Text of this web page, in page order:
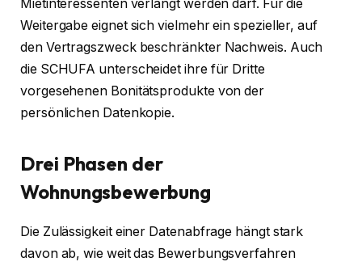
Mietinteressenten verlangt werden darf. Für die
Weitergabe eignet sich vielmehr ein spezieller, auf
den Vertragszweck beschränkter Nachweis. Auch
die SCHUFA unterscheidet ihre für Dritte
vorgesehenen Bonitätsprodukte von der
persönlichen Datenkopie.
Drei Phasen der
Wohnungsbewerbung
Die Zulässigkeit einer Datenabfrage hängt stark
davon ab, wie weit das Bewerbungsverfahren